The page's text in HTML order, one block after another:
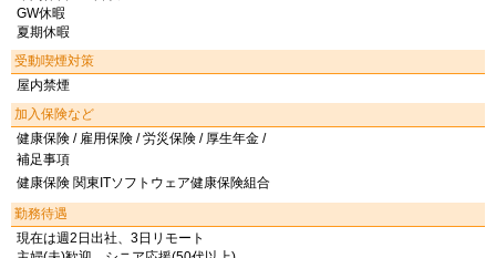
GW休暇
夏期休暇
受動喫煙対策
屋内禁煙
加入保険など
健康保険 / 雇用保険 / 労災保険 / 厚生年金 /
補足事項
健康保険 関東ITソフトウェア健康保険組合
勤務待遇
現在は週2日出社、3日リモート